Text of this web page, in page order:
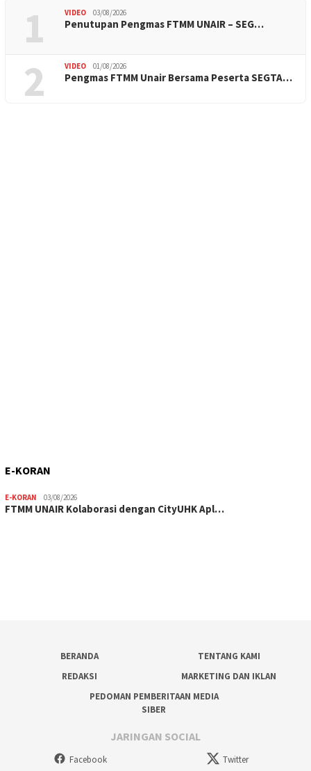
1 VIDEO 03/08/2026
Penutupan Pengmas FTMM UNAIR – SEG…
2 VIDEO 01/08/2026
Pengmas FTMM Unair Bersama Peserta SEGTA…
E-KORAN
E-KORAN 03/08/2026
FTMM UNAIR Kolaborasi dengan CityUHK Apl…
BERANDA
TENTANG KAMI
REDAKSI
MARKETING DAN IKLAN
PEDOMAN PEMBERITAAN MEDIA
SIBER
JARINGAN SOCIAL
Facebook Twitter